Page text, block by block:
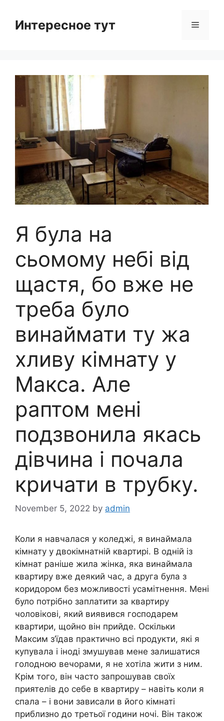
contentИнтересное тут Menu
Я була на
сьомому небі від
щастя, бо вже не
треба було
винаймати ту жа
хливу кімнату у
Макса. Але
раптом мені
подзвонила якась
дівчина і почала
кричати в трубку.
November 5, 2022 by admin
Коли я навчалася у коледжі, я винаймала
кімнату у двокімнатній квартирі. В одній із
кімнат раніше жила жінка, яка винаймала
квартиру вже деякий час, а друга була з
коридором без можливості усамітнення. Мені
було потрібно заплатити за квартиру
чоловікові, який виявився господарем
квартири, щойно він прийде. Оскільки
Максим з’їдав практично всі продукти, які я
купувала і іноді змушував мене залишатися
голодною вечорами, я не хотіла жити з ним.
Крім того, він часто запрошував своїх
приятелів до себе в квартиру – навіть коли я
спала – і вони зависали в його кімнаті
приблизно до третьої години ночі. Він також